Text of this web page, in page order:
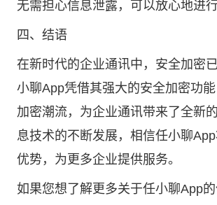
无需担心信息泄露，可以放心地进行
四、结语
在新时代的企业通讯中，安全加密
小聊App凭借其强大的安全加密功
加密潮流，为企业通讯带来了全新
息技术的不断发展，相信任小聊
优势，为更多企业提供服务。
如果您想了解更多关于任小聊App的